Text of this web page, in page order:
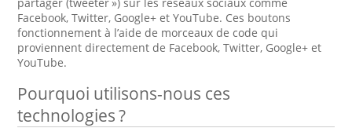
Facebook, Twitter, Google+ et YouTube. Ces boutons
fonctionnement à l’aide de morceaux de code qui
proviennent directement de Facebook, Twitter, Google+ et
YouTube.
Pourquoi utilisons-nous ces
technologies ?